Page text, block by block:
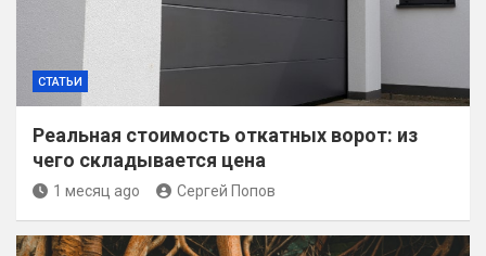
СТАТЬИ
Реальная стоимость откатных ворот: из
чего складывается цена
1 месяц ago Сергей Попов